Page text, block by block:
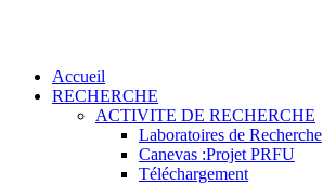
Accueil
RECHERCHE
ACTIVITE DE RECHERCHE
Laboratoires de Recherche
Canevas :Projet PRFU
Téléchargement